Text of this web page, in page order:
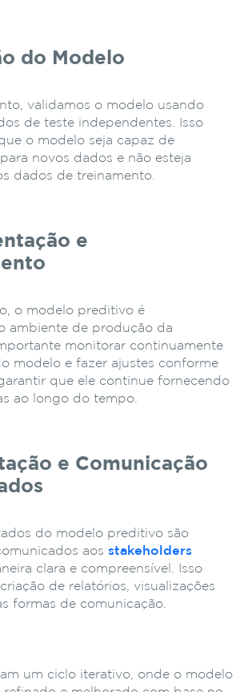
do Modelo
validamos o modelo usando
de teste independentes. Isso
o modelo seja capaz de
novos dados e não esteja
dados de treinamento.
e
o modelo preditivo é
ambiente de produção da
monitorar continuamente
modelo e fazer ajustes conforme
que ele continue fornecendo
ao longo do tempo.
e Comunicação
do modelo preditivo são
aos stakeholders
clara e compreensível. Isso
de relatórios, visualizações
formas de comunicação.
um ciclo iterativo, onde o modelo